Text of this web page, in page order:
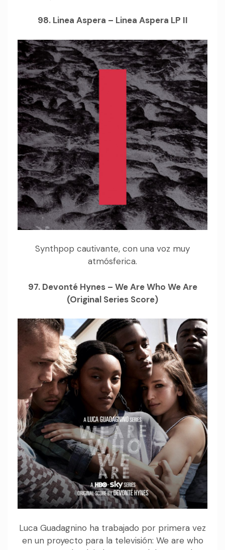
98. Linea Aspera – Linea Aspera LP II
Synthpop cautivante, con una voz muy
atmósferica.
97. Devonté Hynes – We Are Who We Are
(Original Series Score)
Luca Guadagnino ha trabajado por primera vez
en un proyecto para la televisión: We are who